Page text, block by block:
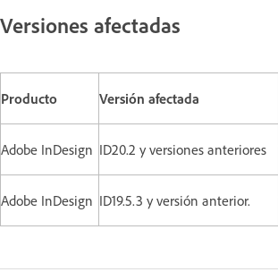
Versiones afectadas
Producto Versión afectada
Adobe InDesign ID20.2 y versiones anteriores
Adobe InDesign ID19.5.3 y versión anterior.